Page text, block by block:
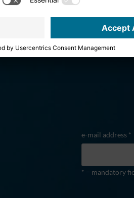
e-mail address *
* = mandatory